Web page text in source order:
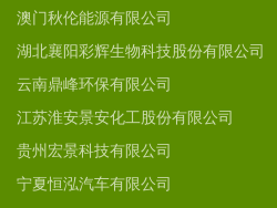
澳门秋伦能源有限公司
湖北襄阳彩辉生物科技股份有限公司
云南鼎峰环保有限公司
江苏淮安景安化工股份有限公司
贵州宏景科技有限公司
宁夏恒泓汽车有限公司